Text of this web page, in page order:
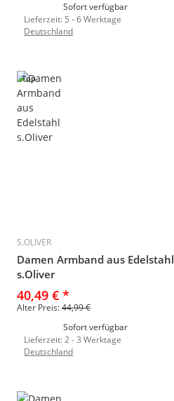
Sofort verfügbar
Lieferzeit: 5 - 6 Werktage
Deutschland
Top
S.OLIVER
Damen Armband aus Edelstahl
s.Oliver
40,49 €*
Alter Preis:44,99 €
Sofort verfügbar
Lieferzeit:2 - 3 Werktage
Deutschland